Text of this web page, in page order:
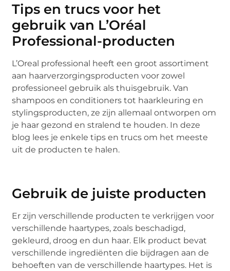
Tips en trucs voor het
gebruik van L’Oréal
Professional-producten
L’Oreal professional heeft een groot assortiment
aan haarverzorgingsproducten voor zowel
professioneel gebruik als thuisgebruik. Van
shampoos en conditioners tot haarkleuring en
stylingsproducten, ze zijn allemaal ontworpen om
je haar gezond en stralend te houden. In deze
blog lees je enkele tips en trucs om het meeste
uit de producten te halen.
Gebruik de juiste producten
Er zijn verschillende producten te verkrijgen voor
verschillende haartypes, zoals beschadigd,
gekleurd, droog en dun haar. Elk product bevat
verschillende ingrediënten die bijdragen aan de
behoeften van de verschillende haartypes. Het is